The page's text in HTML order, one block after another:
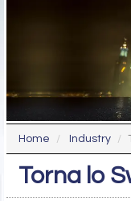
Home Industry
Torna lo